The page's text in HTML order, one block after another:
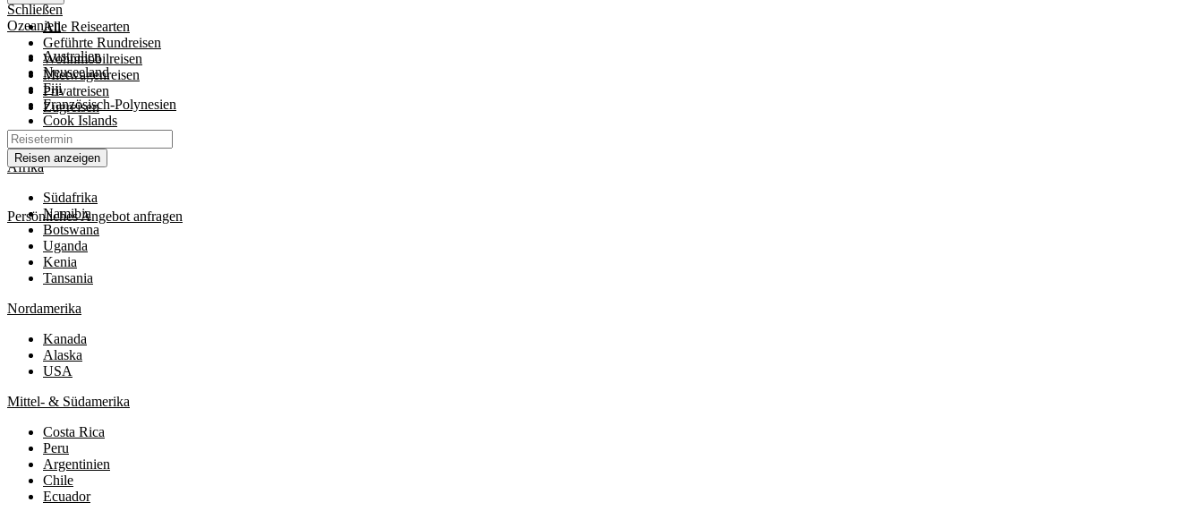
Schließen
Ozeanien
Australien
Neuseeland
Fiji
Französisch-Polynesien
Cook Islands
Papua Neuguinea
Afrika
Südafrika
Namibia
Botswana
Uganda
Kenia
Tansania
Nordamerika
Kanada
Alaska
USA
Mittel- & Südamerika
Costa Rica
Peru
Argentinien
Chile
Ecuador
Alle Reisearten
Geführte Rundreisen
Wohnmobilreisen
Mietwagenreisen
Privatreisen
Zugreisen
Reisen anzeigen
Persönliches Angebot anfragen